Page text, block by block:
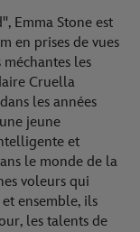
Emma Stone est
en prises de vues
les
Cruella
les années
jeune
et
le monde de la
voleurs qui
ensemble, ils
les talents de